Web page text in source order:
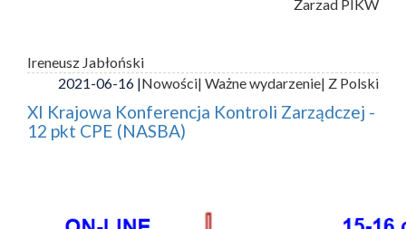
Zarzad PIKW
Ireneusz Jabłoński
2021-06-16 |Nowości| Ważne wydarzenie| Z Polski
XI Krajowa Konferencja Kontroli Zarządczej -
12 pkt CPE (NASBA)